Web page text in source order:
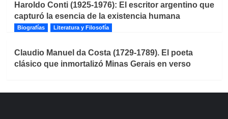
Haroldo Conti (1925-1976): El escritor argentino que
capturó la esencia de la existencia humana
Biografías Literatura y Filosofía
Claudio Manuel da Costa (1729-1789). El poeta
clásico que inmortalizó Minas Gerais en verso